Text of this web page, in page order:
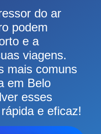
do ar
podem
e a
viagens.
mais comuns
em Belo
esses
e eficaz!